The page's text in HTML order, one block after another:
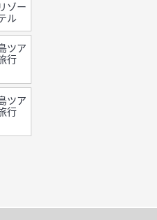
ゾー
ル
ツア
行
ツア
行